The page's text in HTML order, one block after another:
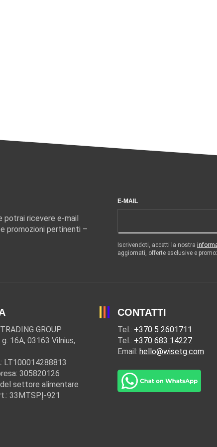
potrai ricevere e-mail
promozioni pertinenti –
E-MAIL
Iscrivendoti, accetti la nostra
aggiornati, offerte esclusive e
GROUP
16A, 03163 Vilnius,
LT100014288813
305820126
settore alimentare
33MTSPĮ-921
CONTATTI
Tel.: +370 5 2601711
Tel.: +370 683 14227
Email: hello@wisetg.com